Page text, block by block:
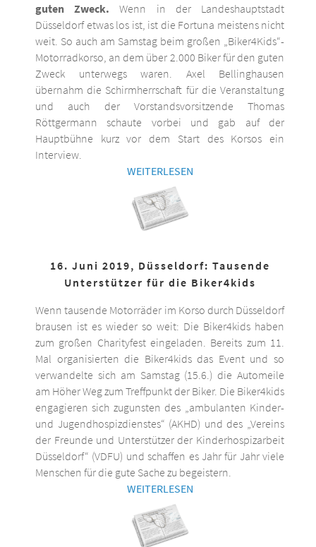
guten Zweck. Wenn in der Landeshauptstadt
Düsseldorf etwas los ist, ist die Fortuna meistens nicht
weit. So auch am Samstag beim großen „Biker4Kids“-
Motorradkorso, an dem über 2.000 Biker für den guten
Zweck unterwegs waren. Axel Bellinghausen
übernahm die Schirmherrschaft für die Veranstaltung
und auch der Vorstandsvorsitzende Thomas
Röttgermann schaute vorbei und gab auf der
Hauptbühne kurz vor dem Start des Korsos ein
Interview.
WEITERLESEN
16. Juni 2019, Düsseldorf: Tausende
Unterstützer für die Biker4kids
Wenn tausende Motorräder im Korso durch Düsseldorf
brausen ist es wieder so weit: Die Biker4kids haben
zum großen Charityfest eingeladen. Bereits zum 11.
Mal organisierten die Biker4kids das Event und so
verwandelte sich am Samstag (15.6.) die Automeile
am Höher Weg zum Treffpunkt der Biker. Die Biker4kids
engagieren sich zugunsten des „ambulanten Kinder-
und Jugendhospizdienstes“ (AKHD) und des „Vereins
der Freunde und Unterstützer der Kinderhospizarbeit
Düsseldorf“ (VDFU) und schaffen es Jahr für Jahr viele
Menschen für die gute Sache zu begeistern.
WEITERLESEN